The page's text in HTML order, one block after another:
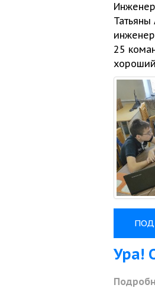
Татьяны
25
хороший
Ура!